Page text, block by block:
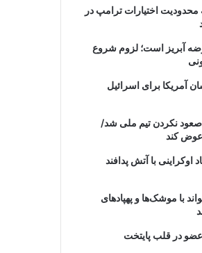
اختیارات ترامپ در
آبریز است؛ لزوم شروع
آمریکا برای اسرائیل
نکردن تیم ملی شد/
کند
شدن ۴۸۳۰ پهپاد اوکراینی با آتش پدافند
با موشک‌ها و پهپادهای
در قلب پایتخت